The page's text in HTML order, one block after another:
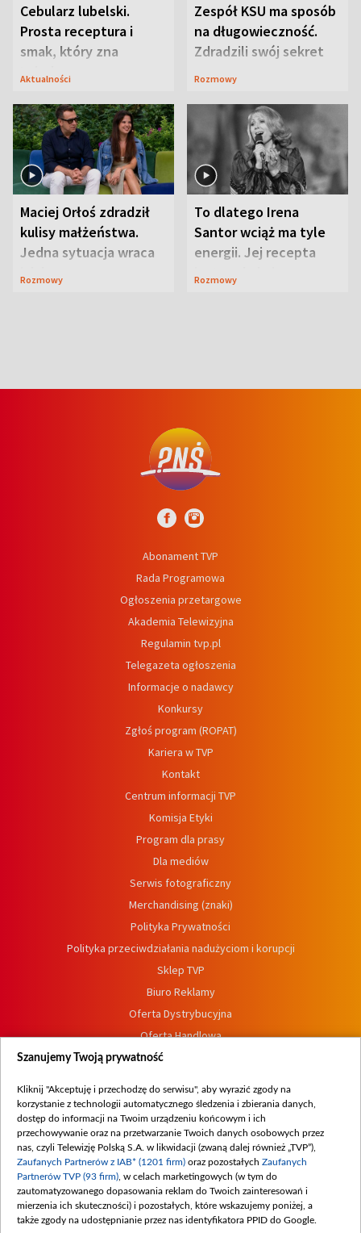
Cebularz lubelski.
Prosta receptura i
smak, który zna
Lubelszczyzna
Aktualności
Zespół KSU ma sposób
na długowieczność.
Zdradzili swój sekret
Rozmowy
Maciej Orłoś zdradził
kulisy małżeństwa.
Jedna sytuacja wraca
jak bumerang
Rozmowy
To dlatego Irena
Santor wciąż ma tyle
energii. Jej recepta
jest zaskakująco
Rozmowy
Abonament TVP
Rada Programowa
Ogłoszenia przetargowe
Akademia Telewizyjna
Regulamin tvp.pl
Telegazeta ogłoszenia
Informacje o nadawcy
Konkursy
Zgłoś program (ROPAT)
Kariera w TVP
Kontakt
Centrum informacji TVP
Komisja Etyki
Program dla prasy
Dla mediów
Serwis fotograficzny
Merchandising (znaki)
Polityka Prywatności
Polityka przeciwdziałania nadużyciom i korupcji
Sklep TVP
Biuro Reklamy
Oferta Dystrybucyjna
Oferta Handlowa
Dostępność
Procedura zgłoszeń wewnętrznych
Szanujemy Twoją prywatność
Kliknij "Akceptuję i przechodzę do serwisu", aby wyrazić zgody na
korzystanie z technologii automatycznego śledzenia i zbierania danych,
dostęp do informacji na Twoim urządzeniu końcowym i ich
przechowywanie oraz na przetwarzanie Twoich danych osobowych przez
nas, czyli Telewizję Polską S.A. w likwidacji (zwaną dalej również „TVP”),
Zaufanych Partnerów z IAB* (1201 firm) oraz pozostałych Zaufanych
Partnerów TVP (93 firm) , w celach marketingowych (w tym do
zautomatyzowanego dopasowania reklam do Twoich zainteresowań i
mierzenia ich skuteczności) i pozostałych, które wskazujemy poniżej, a
także zgody na udostępnianie przez nas identyfikatora PPID do Google.